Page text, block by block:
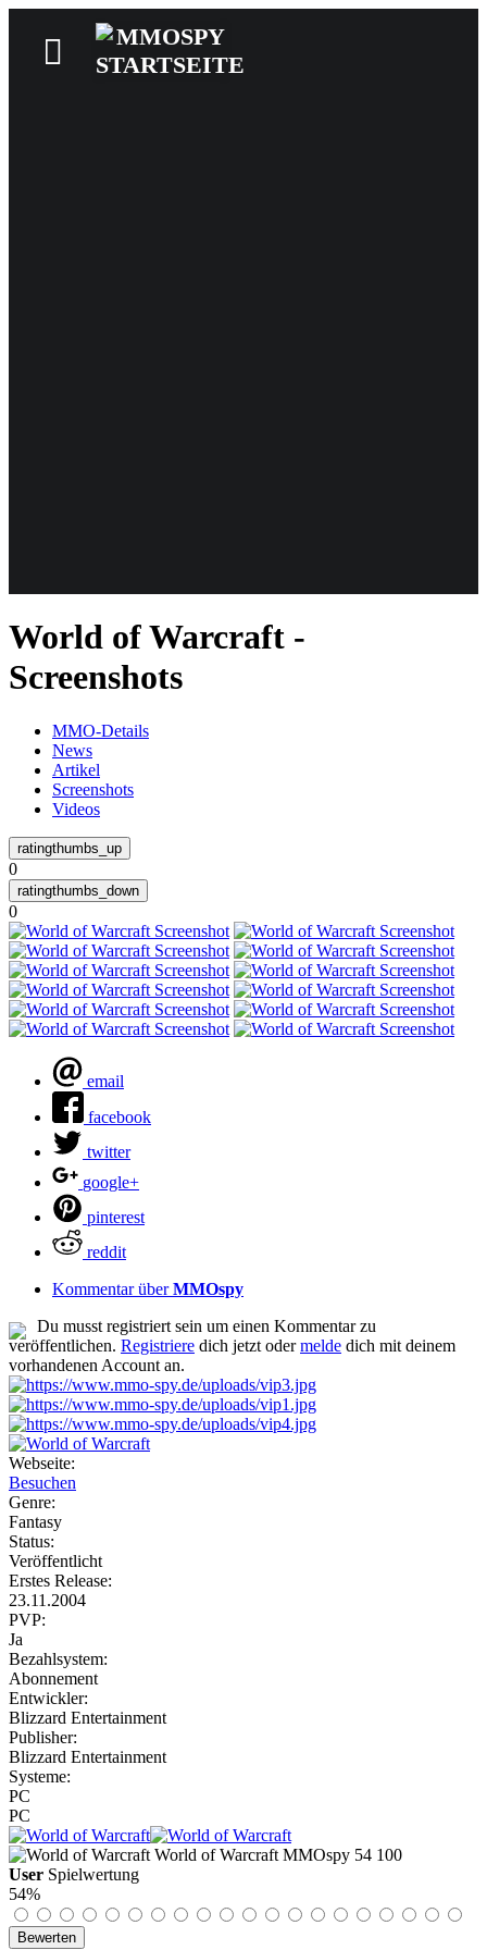
World of Warcraft -
Screenshots
MMO-Details
News
Artikel
Screenshots
Videos
0
0
email
facebook
twitter
google+
pinterest
reddit
Kommentar überMMOspy
Du musst registriert sein um einen Kommentar zu
veröffentlichen. Registriere dich jetzt odermelde dich mit deinem
vorhandenen Account an.
Webseite:
Besuchen
Genre:
Fantasy
Status:
Veröffentlicht
Erstes Release:
23.11.2004
PVP:
Ja
Bezahlsystem:
Abonnement
Entwickler:
Blizzard Entertainment
Publisher:
Blizzard Entertainment
Systeme:
PC
PC
World of Warcraft MMOspy 54 100
User Spielwertung
54%